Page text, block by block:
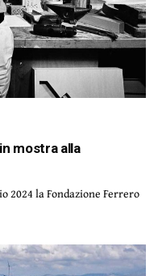
mostra alla
2024 la Fondazione Ferrero